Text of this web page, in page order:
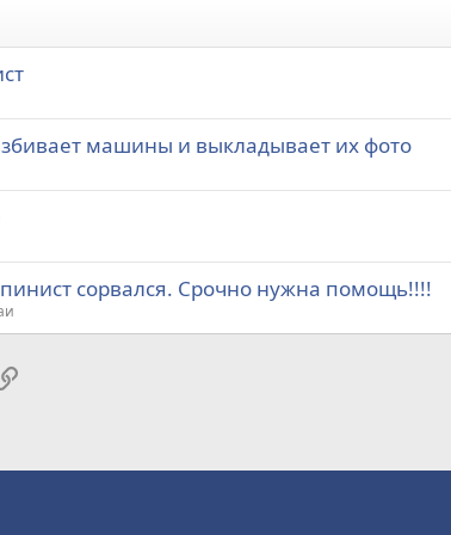
машины и выкладывает их фото
сорвался. Срочно нужна помощь!!!!
почта
Ссылка